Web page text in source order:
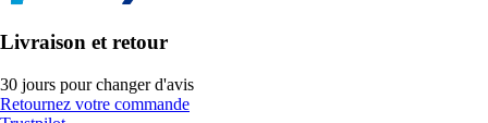
Livraison et retour
30 jours pour changer d'avis
Retournez votre commande